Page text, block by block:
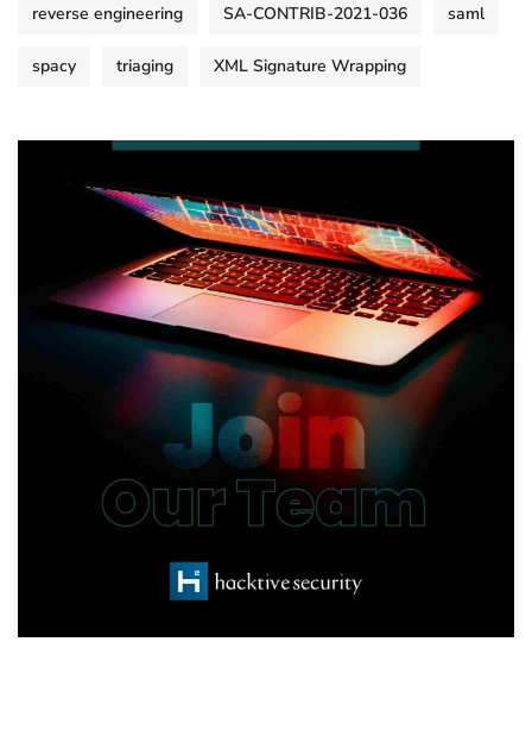
reverse engineering SA-CONTRIB-2021-036 saml
spacy triaging XML Signature Wrapping